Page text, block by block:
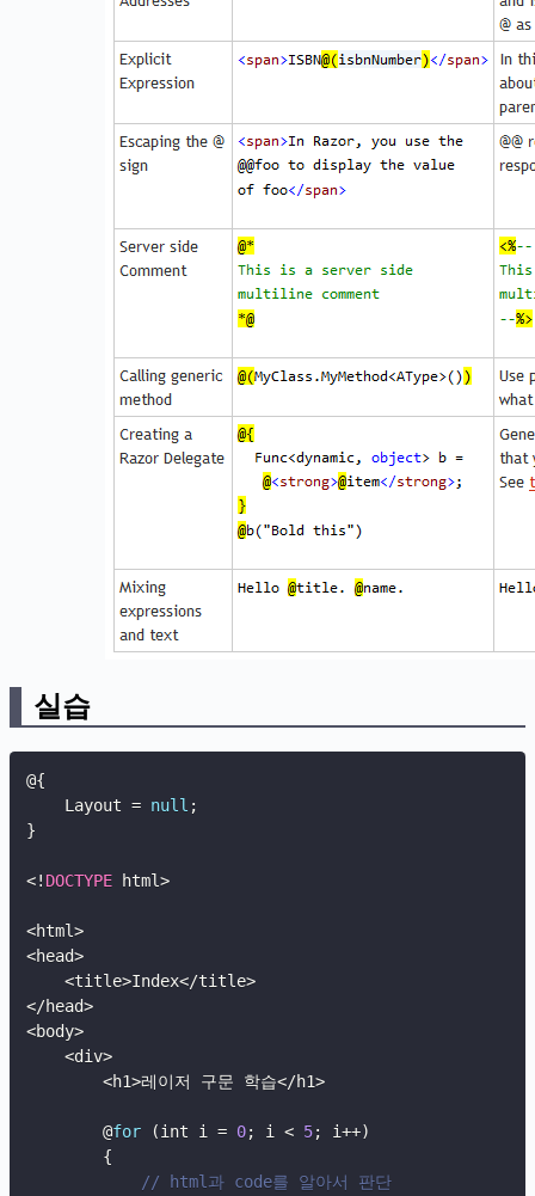
실습
@{
    Layout
= null ;
}
<! DOCTYPE html>
<html>
<head>
<title>Index</title>
</head>
<body>
<div>
<h1>레이저 구문 학습</h1>
        @
for (int i = 0; i < 5; i++)
{
// html과 code를 알아서 판단